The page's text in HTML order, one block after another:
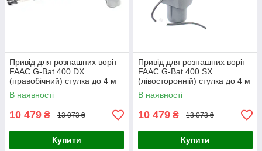
Привід для розпашних воріт
FAAC G-Bat 400 DX
(правобічний) стулка до 4 м
В наявності
10 479 ₴ 13 073 ₴
Купити
Привід для розпашних воріт
FAAC G-Bat 400 SX
(лівосторонній) стулка до 4 м
В наявності
10 479 ₴ 13 073 ₴
Купити